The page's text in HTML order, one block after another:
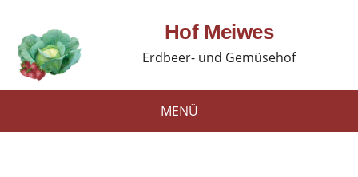
Hof Meiwes
Erdbeer- und Gemüsehof
MENÜ